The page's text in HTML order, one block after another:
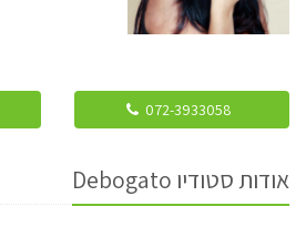
אודות סטודיו Debogato